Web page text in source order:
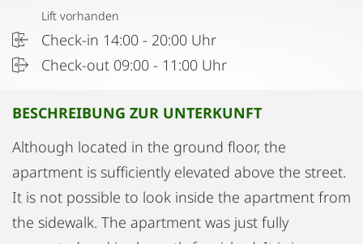
Lift vorhanden
Check-in 14:00 - 20:00 Uhr
Check-out 09:00 - 11:00 Uhr
BESCHREIBUNG ZUR UNTERKUNFT
Although located in the ground floor, the
apartment is sufficiently elevated above the street.
It is not possible to look inside the apartment from
the sidewalk. The apartment was just fully